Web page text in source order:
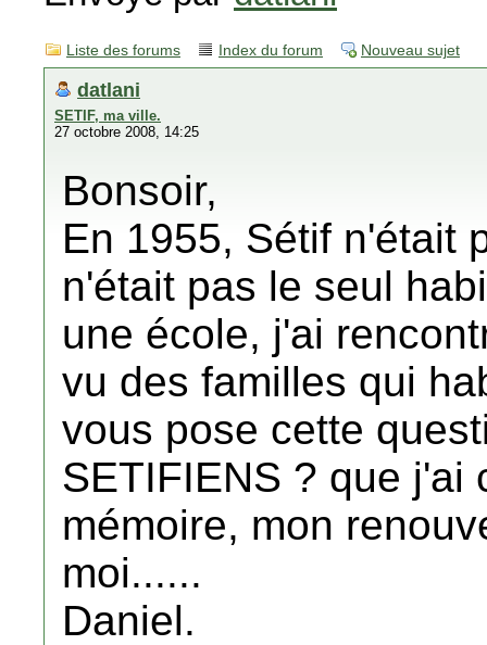
Liste des forums Index du forum Nouveau sujet
datlani
SETIF, ma ville.
27 octobre 2008, 14:25
Bonsoir,
En 1955, Sétif n'était
n'était pas le seul
une école, j'ai
vu des familles qui
vous pose cette
SETIFIENS ? que j'ai
mémoire, mon
moi......
Daniel.